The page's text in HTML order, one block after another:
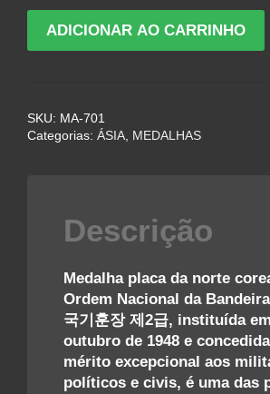
ORDEM
NACIONAL
CLASSE
ADICIONAR AO CARRINHO
SKU: MA-701
Categorias: ÁSIA, MEDALHAS
Descrição
Medalha placa da norte
Ordem Nacional da
국기훈장 제2급, instituída
outubro de 1948 e
mérito excepcional aos
políticos e civis, é uma das